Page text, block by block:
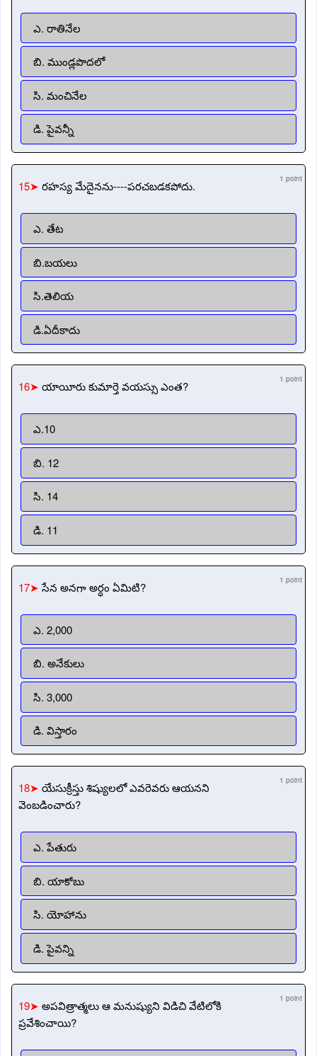
ఎ. రాతినేల
బి. ముండ్లపొదలో
సి. మంచినేల
డి. పైవన్నీ
15➤ రహస్య మేదైనను----పరచబడకపోదు. 1 point
ఎ. తేట
బి.బయలు
సి.తెలియ
డి.ఏదీకాదు
16➤ యాయీరు కుమార్తె వయస్సు ఎంత? 1 point
ఎ.10
బి. 12
సి. 14
డి. 11
17➤సేన అనగా అర్ధం ఏమిటి? 1 point
ఎ. 2,000
బి. అనేకులు
సి. 3,000
డి. విస్తారం
18➤ యేసుక్రీస్తు శిష్యులలో ఎవరెవరు ఆయనని
వెంబడించారు?
1 point
ఎ. పేతురు
బి. యాకోబు
సి. యోహాను
డి. పైవన్ని
19➤ అపవిత్రాత్మలు ఆ మనుష్యుని విడిచి వేటిలోకి
ప్రవేశించాయి?
1 point